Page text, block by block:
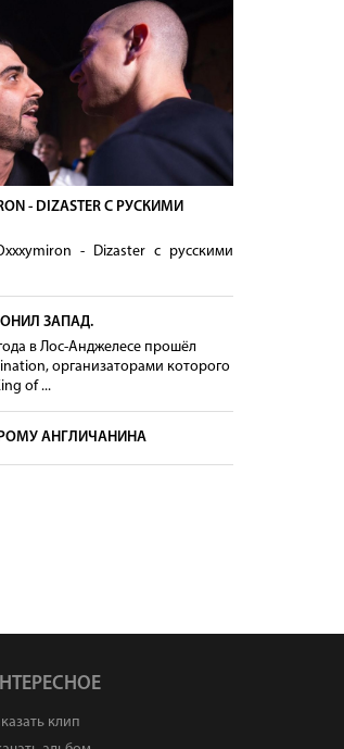
- DIZASTER С РУСКИМИ
- Dizaster с русскими
ЗАПАД.
в Лос-Анджелесе прошёл
организаторами которого
of ...
АНГЛИЧАНИНА
клип